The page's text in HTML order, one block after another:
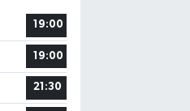
19:00
19:00
21:30